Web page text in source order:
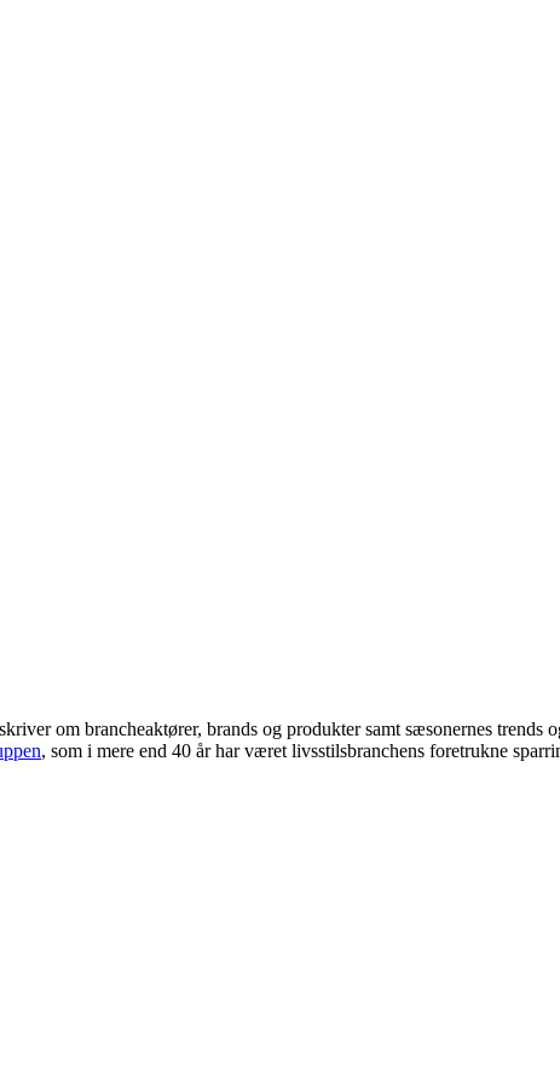
om brancheaktører, brands og produkter samt sæsonernes trends
, som i mere end 40 år har været livsstilsbranchens foretrukne